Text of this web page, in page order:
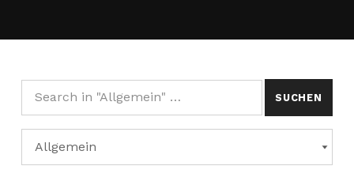
Suchen nach:
KATEGORIEN
Kategorien